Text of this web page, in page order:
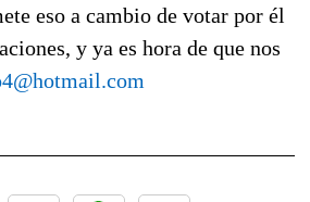
eso a cambio de votar por él
y ya es hora de que nos